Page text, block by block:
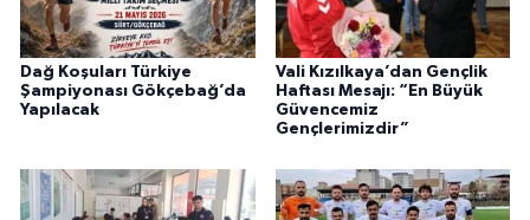
Dağ Koşuları Türkiye
Şampiyonası Gökçebağ’da
Yapılacak
Vali Kızılkaya’dan Gençlik
Haftası Mesajı: “En Büyük
Güvencemiz
Gençlerimizdir”